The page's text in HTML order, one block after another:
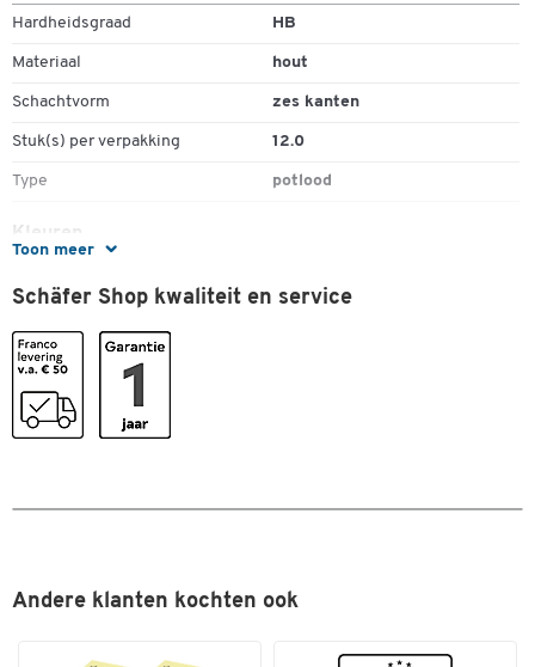
Toon meer
Hardheidsgraad HB
Materiaal hout
Schachtvorm zes kanten
Stuk(s) per verpakking 12.0
Type potlood
Kleuren
Schäfer Shop kwaliteit en service
Andere klanten kochten ook